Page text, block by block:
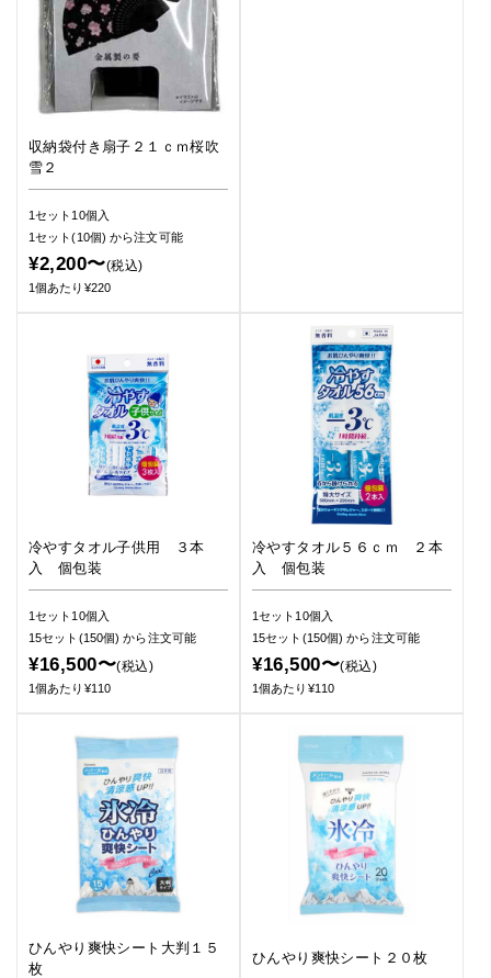
収納袋付き扇子２１ｃｍ桜吹
雪２
1セット10個入
1セット(10個)から注文可能
¥2,200〜(税込)
1個あたり¥220
冷やすタオル子供用 ３本
入 個包装
1セット10個入
15セット(150個)から注文可能
¥16,500〜(税込)
1個あたり¥110
冷やすタオル５６ｃｍ ２本
入 個包装
1セット10個入
15セット(150個)から注文可能
¥16,500〜(税込)
1個あたり¥110
ひんやり爽快シート大判１５
枚
ひんやり爽快シート２０枚